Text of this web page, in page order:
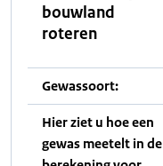
bouwland
roteren
Gewassoort:
Hier ziet u hoe een
gewas meetelt in de